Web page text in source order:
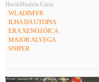
Herói/História Curta
. WLADIMYR
. ILHA DA UTOPIA
. ERA XENOZÓICA
. MAJOR ALVEGA
. SNIPER